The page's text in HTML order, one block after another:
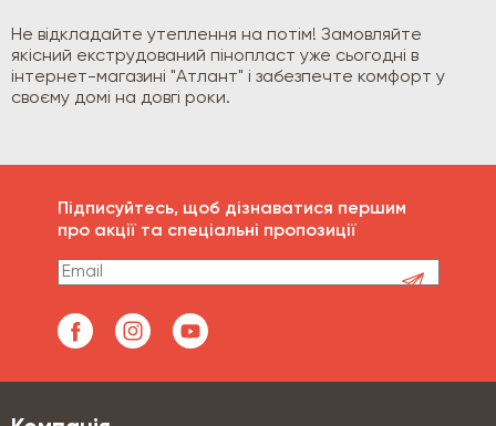
Не відкладайте утеплення на потім! Замовляйте
якісний екструдований пінопласт уже сьогодні в
інтернет-магазині "Атлант" і забезпечте комфорт у
своєму домі на довгі роки.
Підписуйтесь, щоб дізнаватися першим
про акції та спеціальні пропозиції